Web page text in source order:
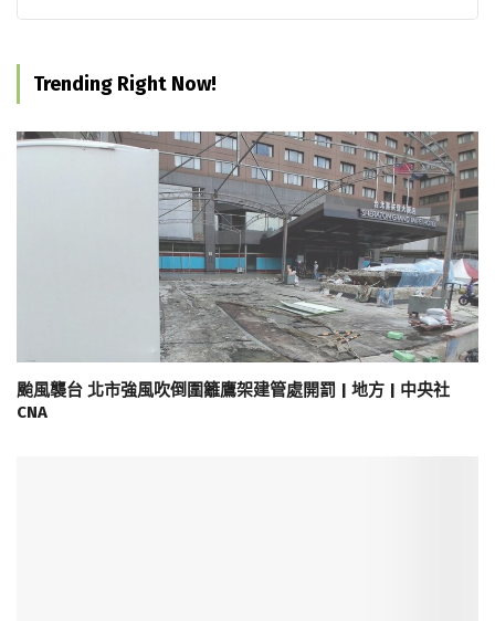
Trending Right Now!
颱風襲台 北市強風吹倒圍籬鷹架建管處開罰 | 地方 | 中央社
CNA